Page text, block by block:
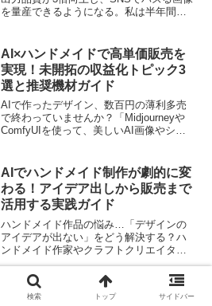
を量産できるようになる。私は半年間、1
見つけた「公開すると泣くほど悔しい」
秘伝の設...
AI×ハンドメイドで高単価販売を
実現！未開拓の収益化トピック3
選と推奨機材ガイド
AIで作ったデザイン、数百円の薄利多売
で終わっていませんか？「Midjourneyや
ComfyUIを使って、美しいAI画像やシー
インのストックはたくさんある。」しか
し、いざ...
AIでハンドメイド制作が劇的に変
わる！アイデア出しから販売まで
活用する実践ガイド
ハンドメイド作品の悩み…「デザインの
アイデアが出ない」をどう解決する？ハ
ンドメイド作家やクラフトクリエイター
の皆さんは、日々の制作活動の中でこん
な悩みを抱えていませんか？ 「新作を作
りたいけれど、デザインのアイデアが全
く出ない」 「他の作家...
【衝撃】ComfyUI職人が秘匿した
検索 トップ サイドバー